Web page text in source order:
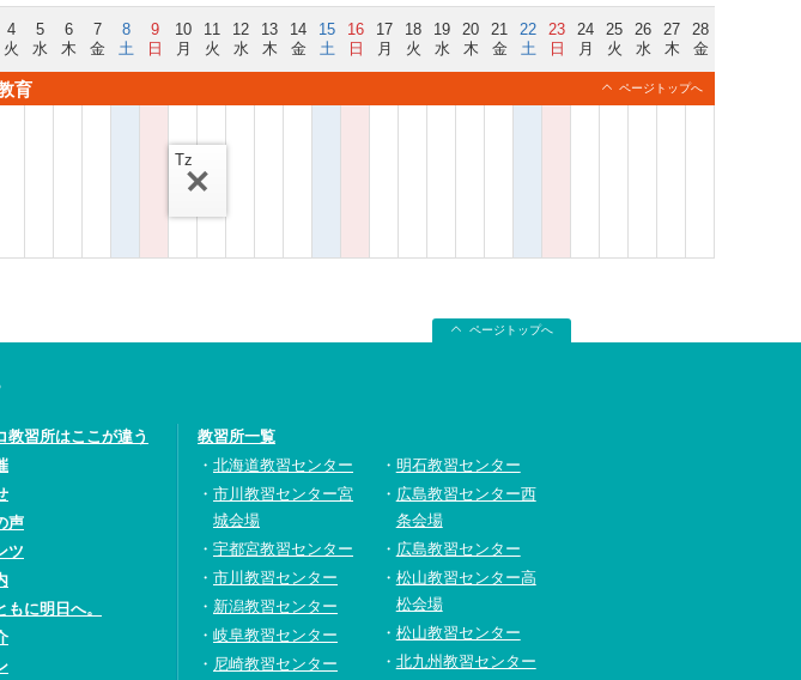
4
火
5
水
6
木
7
金
8
土
9
日
10
月
11
火
12
水
13
木
14
金
15
土
16
日
17
月
18
火
19
水
20
木
21
金
22
土
23
日
24
月
25
火
26
水
27
木
28
金
育 ページトップへ
Tz
ページトップへ
教習所はここが違う
声
ツ
もに明日へ。
教習所一覧
北海道教習センター
市川教習センター宮
城会場
宇都宮教習センター
市川教習センター
新潟教習センター
岐阜教習センター
尼崎教習センター
明石教習センター
広島教習センター西
条会場
広島教習センター
松山教習センター高
松会場
松山教習センター
北九州教習センター